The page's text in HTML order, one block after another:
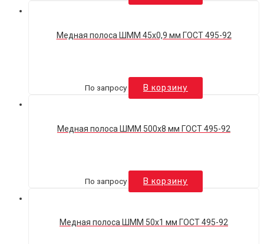
Медная полоса ШММ 45х0,9 мм ГОСТ 495-92
По запросу В корзину
Медная полоса ШММ 500х8 мм ГОСТ 495-92
По запросу В корзину
Медная полоса ШММ 50х1 мм ГОСТ 495-92